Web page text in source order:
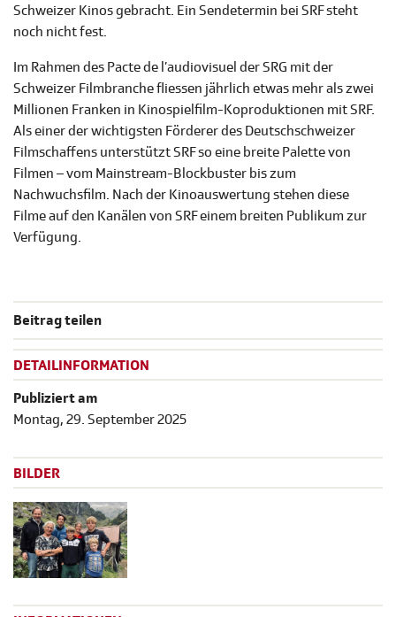
Schweizer Kinos gebracht. Ein Sendetermin bei SRF steht
noch nicht fest.
Im Rahmen des Pacte de l’audiovisuel der SRG mit der
Schweizer Filmbranche fliessen jährlich etwas mehr als zwei
Millionen Franken in Kinospielfilm-Koproduktionen mit SRF.
Als einer der wichtigsten Förderer des Deutschschweizer
Filmschaffens unterstützt SRF so eine breite Palette von
Filmen – vom Mainstream-Blockbuster bis zum
Nachwuchsfilm. Nach der Kinoauswertung stehen diese
Filme auf den Kanälen von SRF einem breiten Publikum zur
Verfügung.
Beitrag teilen
DETAILINFORMATION
Publiziert am
Montag, 29. September 2025
BILDER